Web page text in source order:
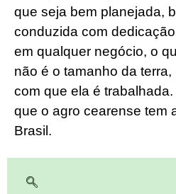
que seja bem planejada,
conduzida com
em qualquer negócio, o
não é o tamanho da
com que ela é
que o agro cearense tem
Brasil.